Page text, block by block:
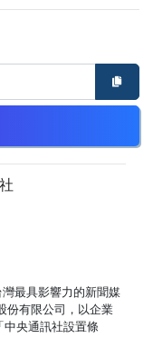
最具影響力的新聞媒
份有限公司，以企業
央通訊社設置條